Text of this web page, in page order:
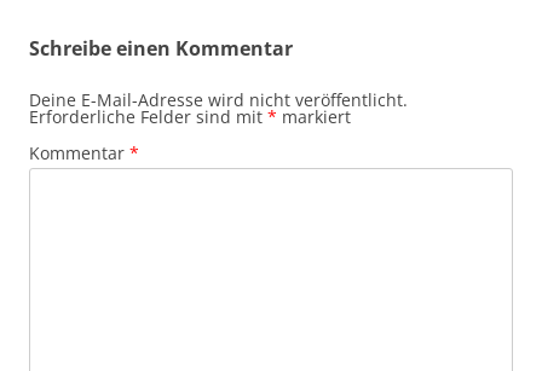
Schreibe einen Kommentar
Deine E-Mail-Adresse wird nicht veröffentlicht.
Erforderliche Felder sind mit * markiert
Kommentar *